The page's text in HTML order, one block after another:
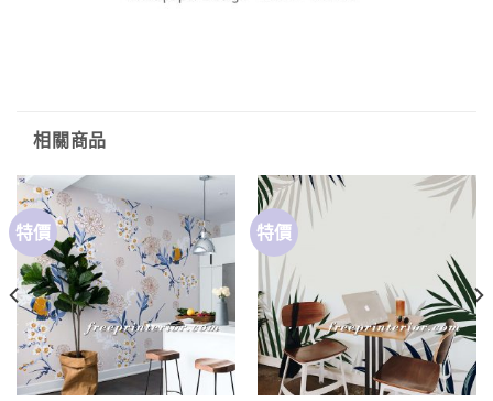
相關商品
特價 特價